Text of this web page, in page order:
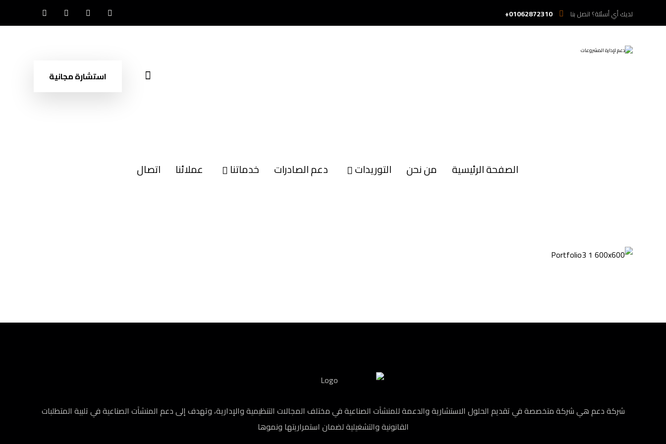
لديك أي أسئلة؟ اتصل بنا 01062872310+
استشارة مجانية
الصفحة الرئيسية من نحن التوريدات دعم الصادرات خدماتنا عملائنا اتصال
شركة دعم هي شركة متخصصة في تقديم الحلول الاستشارية والدعمة للمنشآت الصناعية في مختلف المجالات التنظيمية والإدارية، وتهدف إلى دعم المنشآت الصناعية في تلبية المتطلبات
القانونية والتشغيلية لضمان استمراريتها ونموها